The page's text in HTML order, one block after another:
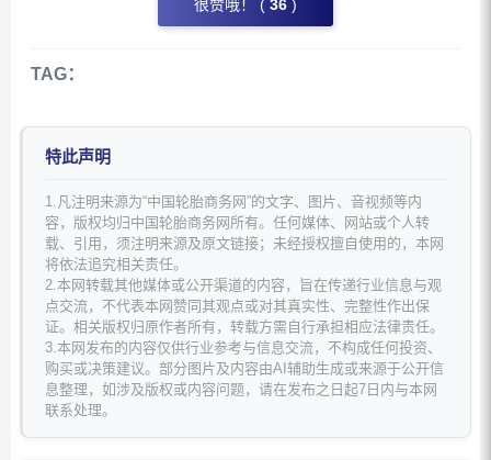
很赞哦！ ( 36 )
TAG：
特此声明
1.凡注明来源为“中国轮胎商务网”的文字、图片、音视频等内
容，版权均归中国轮胎商务网所有。任何媒体、网站或个人转
载、引用，须注明来源及原文链接；未经授权擅自使用的，本网
将依法追究相关责任。
2.本网转载其他媒体或公开渠道的内容，旨在传递行业信息与观
点交流，不代表本网赞同其观点或对其真实性、完整性作出保
证。相关版权归原作者所有，转载方需自行承担相应法律责任。
3.本网发布的内容仅供行业参考与信息交流，不构成任何投资、
购买或决策建议。部分图片及内容由AI辅助生成或来源于公开信
息整理，如涉及版权或内容问题，请在发布之日起7日内与本网
联系处理。